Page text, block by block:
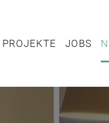
PROJEKTE JOBS